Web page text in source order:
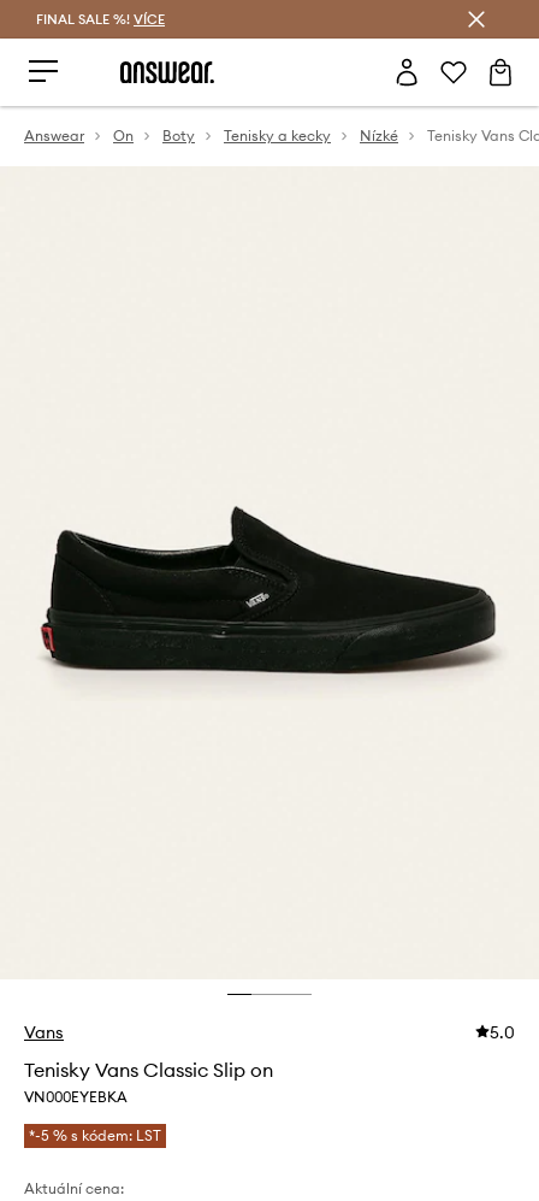
FINAL SALE %! VÍCE
Answear On Boty Tenisky a kecky Nízké Tenisky Vans
Vans 5.0
Tenisky Vans Classic Slip on
VN000EYEBKA
*-5 % s kódem: LST
Aktuální cena: